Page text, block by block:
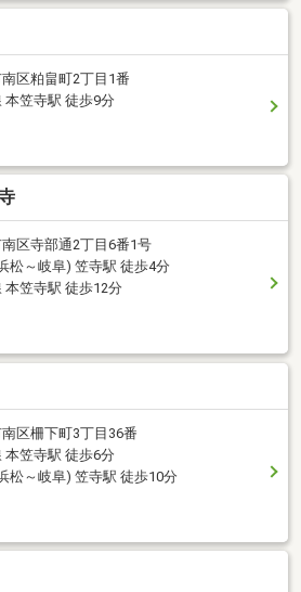
区粕畠町2丁目1番
本笠寺駅 徒歩9分
区寺部通2丁目6番1号
松～岐阜) 笠寺駅 徒歩4分
本笠寺駅 徒歩12分
区柵下町3丁目36番
本笠寺駅 徒歩6分
松～岐阜) 笠寺駅 徒歩10分